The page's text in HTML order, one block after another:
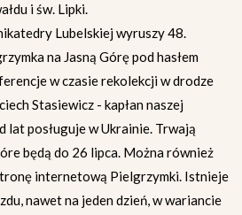
i św. Lipki.
Lubelskiej wyruszy 48.
na Jasną Górę pod hasłem
w czasie rekolekcji w drodze
Stasiewicz - kapłan naszej
lat posługuje w Ukrainie. Trwają
będą do 26 lipca. Można również
internetową Pielgrzymki. Istnieje
nawet na jeden dzień, w wariancie